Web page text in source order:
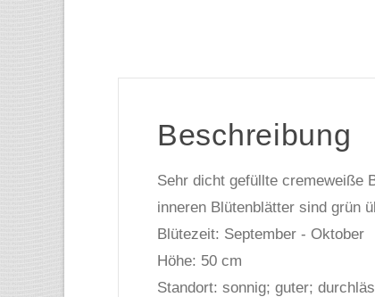
Beschreibung
Sehr dicht gefüllte cremeweiße
inneren Blütenblätter sind grün
Blütezeit: September - Oktober
Höhe: 50 cm
Standort: sonnig; guter;